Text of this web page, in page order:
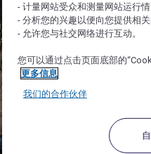
- 计量网站受众和测量网站运行
- 分析您的兴趣以便向您提供相
- 允许您与社交网络进行互动。
您可以通过点击页面底部的
更多信息
我们的合作伙伴